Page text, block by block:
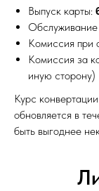
Выпуск карты:
Обслуживание
Комиссия при
Комиссия за
иную сторону)
Курс
обновляется в
быть выгоднее